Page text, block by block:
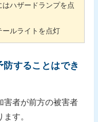
ハザードランプを点
ールライトを点灯
することはでき
害者が前方の被害者
す。